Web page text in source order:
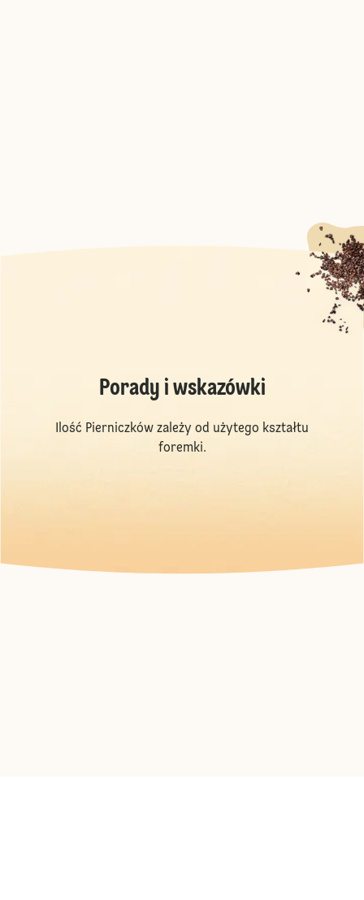
Porady i wskazówki
Ilość Pierniczków zależy od użytego kształtu
foremki.